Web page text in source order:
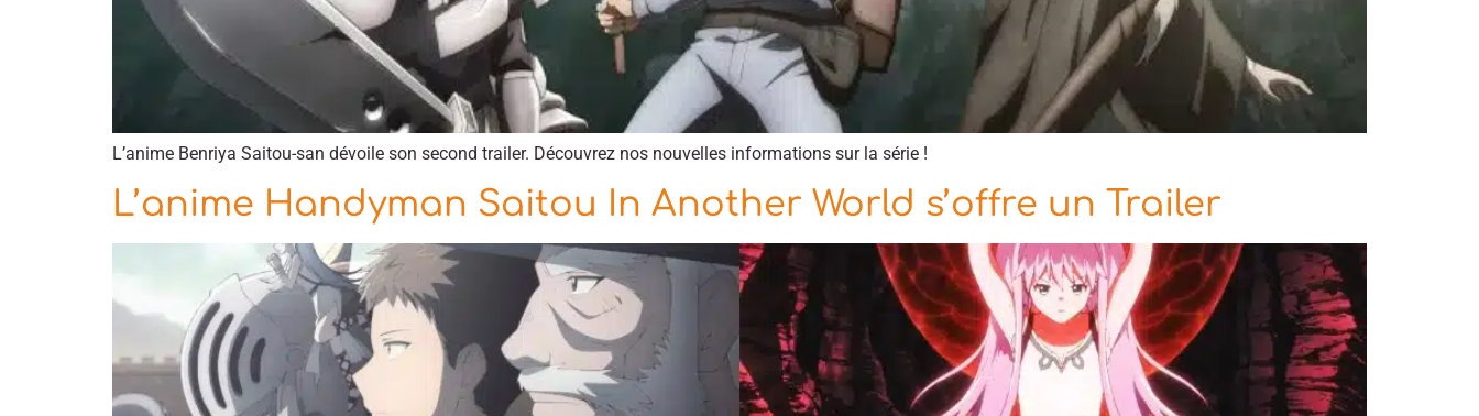
L’anime Benriya Saitou-san dévoile son second trailer. Découvrez nos nouvelles informations sur la série !
L’anime Handyman Saitou In Another World s’offre un Trailer